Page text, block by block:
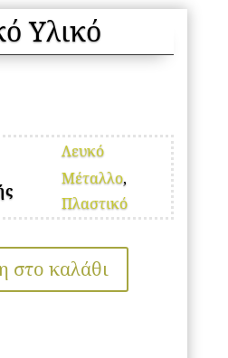
Υλικό
Λευκό
Μέταλλο,
Πλαστικό
στο καλάθι